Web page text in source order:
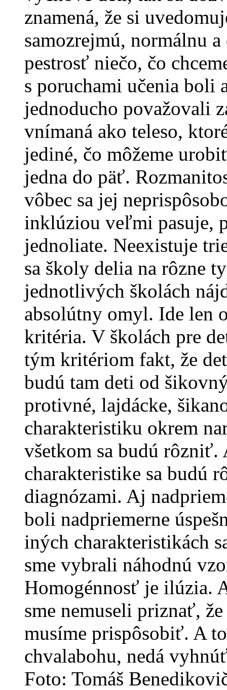
znamená, že si
samozrejmú, normálnu
pestrosť niečo, čo
s poruchami učenia boli
jednoducho považovali
vnímaná ako teleso,
jediné, čo môžeme
jedna do päť.
vôbec sa jej
inklúziou veľmi pasuje,
jednoliate. Neexistuje
sa školy delia na rôzne
jednotlivých školách
absolútny omyl. Ide len
kritéria. V školách pre
tým kritériom fakt, že
budú tam deti od
protivné, lajdácke,
charakteristiku okrem
všetkom sa budú rôzniť.
charakteristike sa budú
diagnózami. Aj
boli nadpriemerne
iných charakteristikách
sme vybrali náhodnú
Homogénnosť je ilúzia.
sme nemuseli priznať,
musíme prispôsobiť. A
chvalabohu, nedá
Foto: Tomáš